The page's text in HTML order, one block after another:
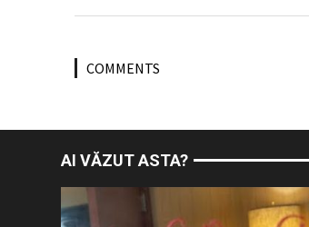
COMMENTS
AI VĂZUT ASTA?